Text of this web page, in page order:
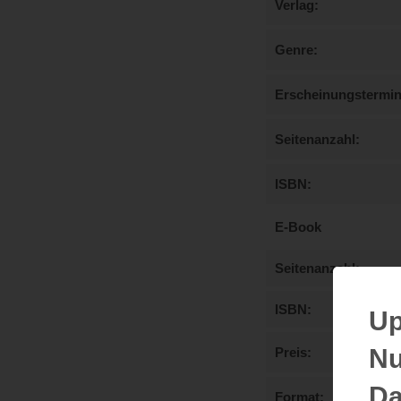
Verlag
Genre
Erscheinungstermin
Seitenanzahl
ISBN
E-Book
Seitenanzahl
ISBN
Preis
Format